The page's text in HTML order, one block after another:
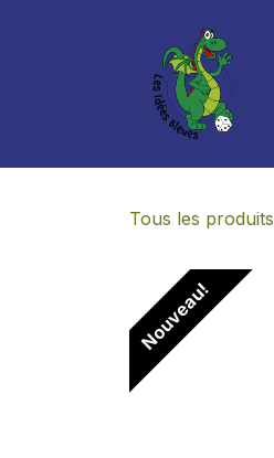
Tous les produits
Nouveau!